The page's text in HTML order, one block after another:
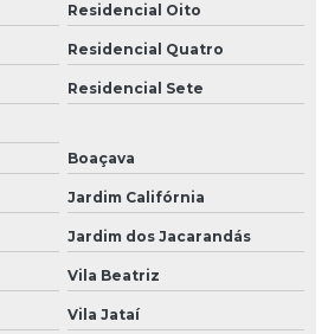
Residencial Oito
Residencial Quatro
Residencial Sete
Boaçava
Jardim Califórnia
Jardim dos Jacarandás
Vila Beatriz
Vila Jataí